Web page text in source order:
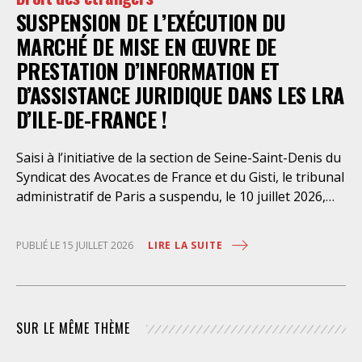
août dernier, le Conseil d’Etat a aboli les privilèges
dont l’infirmerie psychiatrique de la préfecture de
police a depuis trop longtemps
SUSPENSION DE L’EXÉCUTION DU
MARCHÉ DE MISE EN ŒUVRE DE
PRESTATION D’INFORMATION ET
D’ASSISTANCE JURIDIQUE DANS LES LRA
D’ILE-DE-FRANCE !
Saisi à l’initiative de la section de Seine-Saint-Denis du
Syndicat des Avocat.es de France et du Gisti, le tribunal
administratif de Paris a suspendu, le 10 juillet 2026,
œuvre de prestations d’information et d’assistance
juridique des étrangers maintenus dans les locaux de
droits fondamentaux des personnes retenues et
PUBLIÉ LE 15 JUILLET 2026 LIRE LA SUITE
SUR LE MÊME THÈME